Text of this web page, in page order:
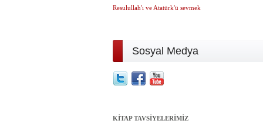
Resulullah'ı ve Atatürk'ü sevmek
Sosyal Medya
KİTAP TAVSİYELERİMİZ